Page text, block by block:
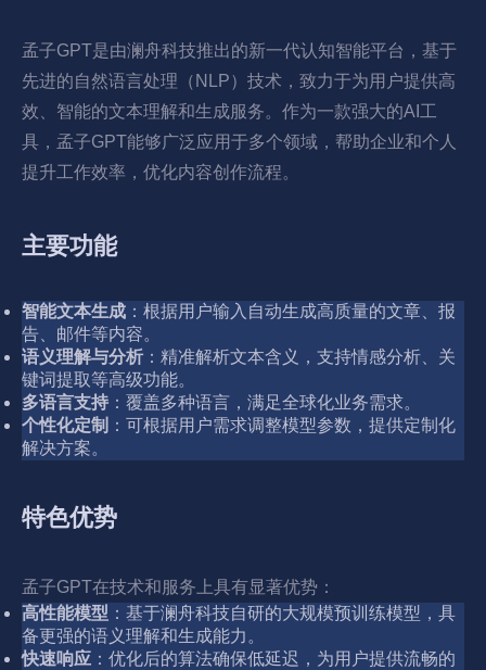
孟子GPT是由澜舟科技推出的新一代认知智能平台，基于
先进的自然语言处理（NLP）技术，致力于为用户提供高
效、智能的文本理解和生成服务。作为一款强大的AI工
具，孟子GPT能够广泛应用于多个领域，帮助企业和个人
提升工作效率，优化内容创作流程。
主要功能
智能文本生成 ：根据用户输入自动生成高质量的文章、报
告、邮件等内容。
语义理解与分析 ：精准解析文本含义，支持情感分析、关
键词提取等高级功能。
多语言支持 ：覆盖多种语言，满足全球化业务需求。
个性化定制 ：可根据用户需求调整模型参数，提供定制化
解决方案。
特色优势
孟子GPT在技术和服务上具有显著优势：
高性能模型 ：基于澜舟科技自研的大规模预训练模型，具
备更强的语义理解和生成能力。
快速响应 ：优化后的算法确保低延迟，为用户提供流畅的